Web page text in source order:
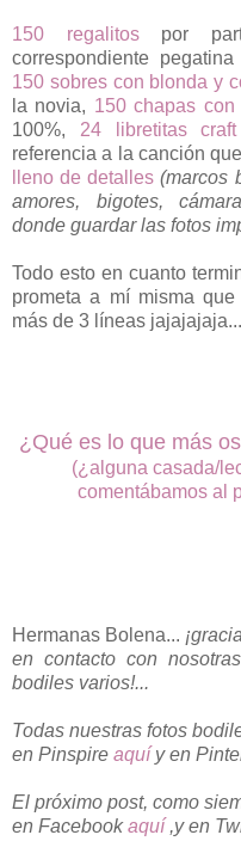
150 regalitospor
correspondiente
150 sobres con blonda y
la novia, 150 chapas
100%, 24 libretitas craft
referencia a la canción
lleno de detalles (marcos
amores, bigotes,
donde guardar las fotos
Todo esto en cuanto
prometa a mí misma
más de 3 líneas
¿Qué es lo que más
(¿alguna casada/
comentábamos al
Hermanas Bolena...
en contacto con
bodiles varios!...
Todas nuestras fotos
en Pinspire aquíy en
El próximo post, como
en Facebookaquí ,y en